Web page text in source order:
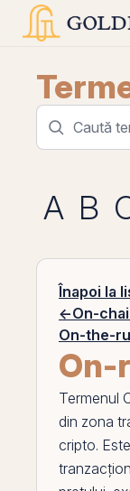
A B
Înapoi la
←On-
On-the-
On-
Termenul
din zona
cripto.